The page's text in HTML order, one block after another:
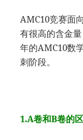
AMC10竞赛面
有很高的含金
年的AMC10数
刺阶段。
1.A卷和B卷的